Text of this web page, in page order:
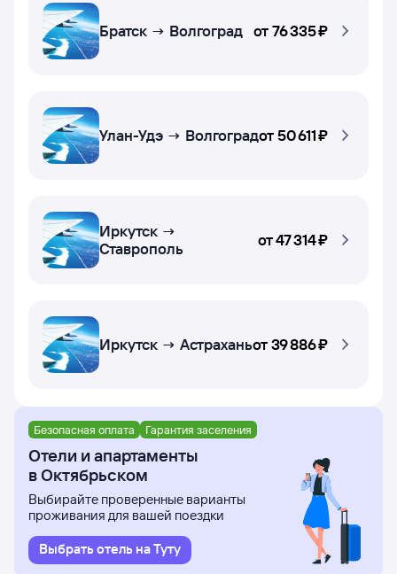
Братск → Волгоград от76 ⁠335 ⁠₽
Улан-Удэ → Волгоградот 50 ⁠611 ⁠₽
Иркутск →
Ставрополь
от47 ⁠314 ⁠₽
Иркутск → Астраханьот39 ⁠886 ⁠₽
Безопасная оплата Гарантия заселения
Отели и апартаменты
в Октябрьском
Выбирайте проверенные варианты
проживания для вашей поездки
Выбрать отель на Туту